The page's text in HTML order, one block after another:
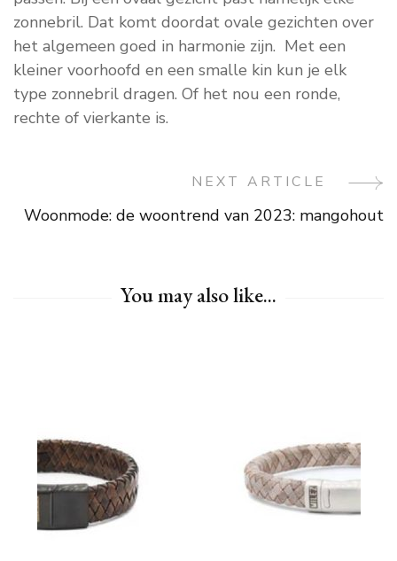
zonnebril. Dat komt doordat ovale gezichten over
het algemeen goed in harmonie zijn. Met een
kleiner voorhoofd en een smalle kin kun je elk
type zonnebril dragen. Of het nou een ronde,
rechte of vierkante is.
NEXT ARTICLE
Woonmode: de woontrend van 2023: mangohout
You may also like...